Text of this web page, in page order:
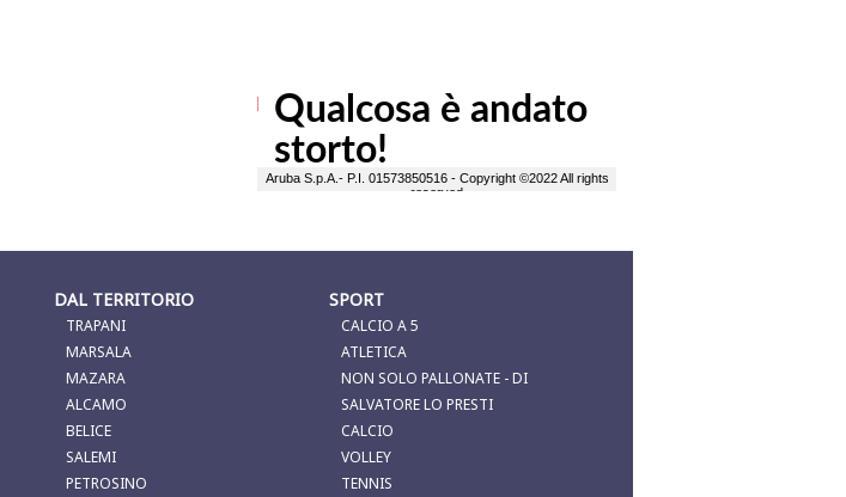
DAL TERRITORIO
TRAPANI
MARSALA
MAZARA
ALCAMO
BELICE
SALEMI
PETROSINO
SPORT
CALCIO A 5
ATLETICA
NON SOLO PALLONATE - DI
SALVATORE LO PRESTI
CALCIO
VOLLEY
TENNIS